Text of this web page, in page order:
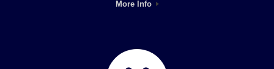
More Info